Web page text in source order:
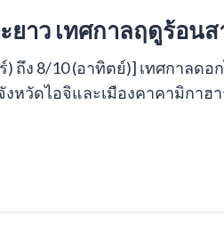
ยาว เทศกาลฤดูร้อน
ร์) ถึง 8/10 (อาทิตย์)] เทศกา
หวัดไอจิและเมืองคาคามิกาฮ